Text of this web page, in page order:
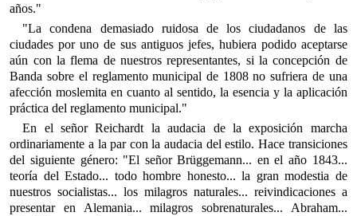
años."
"La condena demasiado ruidosa de los ciudadanos de las
ciudades por uno de sus antiguos jefes, hubiera podido aceptarse
aún con la flema de nuestros representantes, si la concepción de
Banda sobre el reglamento municipal de 1808 no sufriera de una
afección moslemita en cuanto al sentido, la esencia y la aplicación
práctica del reglamento municipal."
En el señor Reichardt la audacia de la exposición marcha
ordinariamente a la par con la audacia del estilo. Hace transiciones
del siguiente género: "El señor Brüggemann... en el año 1843...
teoría del Estado... todo hombre honesto... la gran modestia de
nuestros socialistas... los milagros naturales... reivindicaciones a
presentar en Alemania... milagros sobrenaturales... Abraham...